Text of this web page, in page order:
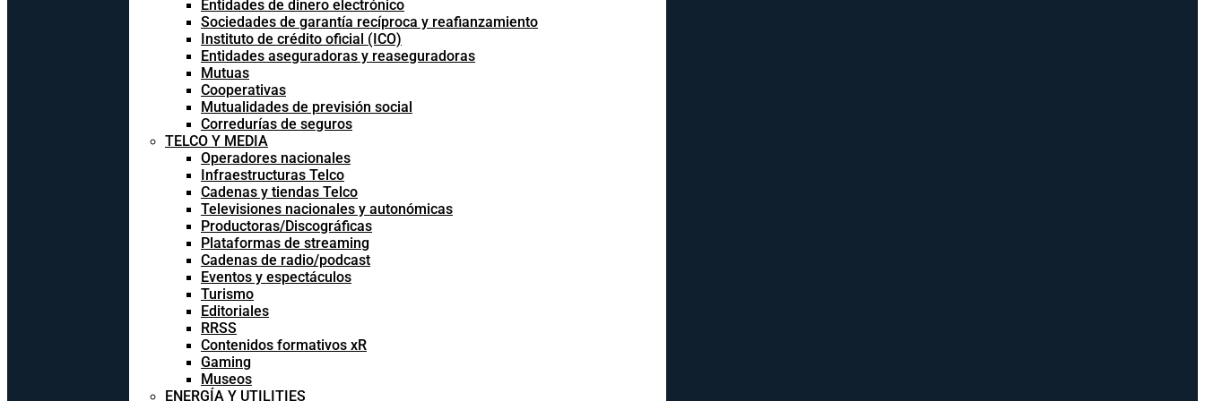
Entidades de dinero electrónico
Sociedades de garantía recíproca y reafianzamiento
Instituto de crédito oficial (ICO)
Entidades aseguradoras y reaseguradoras
Mutuas
Cooperativas
Mutualidades de previsión social
Corredurías de seguros
TELCO Y MEDIA
Operadores nacionales
Infraestructuras Telco
Cadenas y tiendas Telco
Televisiones nacionales y autonómicas
Productoras/Discográficas
Plataformas de streaming
Cadenas de radio/podcast
Eventos y espectáculos
Turismo
Editoriales
RRSS
Contenidos formativos xR
Gaming
Museos
ENERGÍA Y UTILITIES